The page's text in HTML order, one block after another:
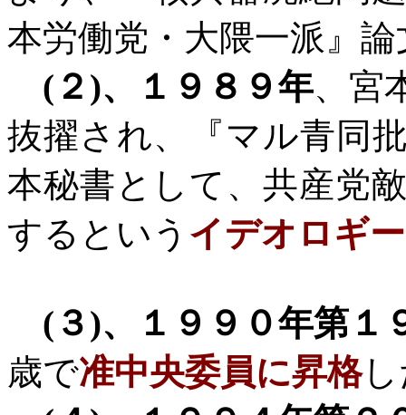
本労働党・大隈一派』
( ２ )、１９８９年、宮
抜擢され、『マル青同
本秘書として、共産党
するという イデオロギ
( ３)、１９９０年第１
歳で准中央委員に昇格